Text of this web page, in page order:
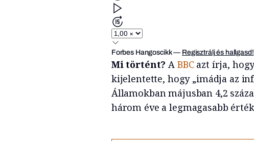
Forbes Hangoscikk— Regisztrálj és hallgasd!
Mi történt? A BBC azt írja,
kijelentette, hogy „imádja az
Államokban májusban 4,2
három éve a legmagasabb